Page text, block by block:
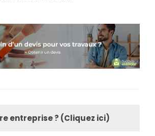
entreprise ? (Cliquez ici)